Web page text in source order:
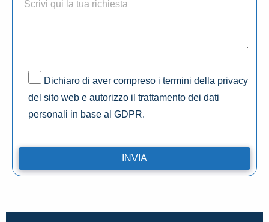
Dichiaro di aver compreso i termini della privacy
del sito web e autorizzo il trattamento dei dati
personali in base al GDPR.